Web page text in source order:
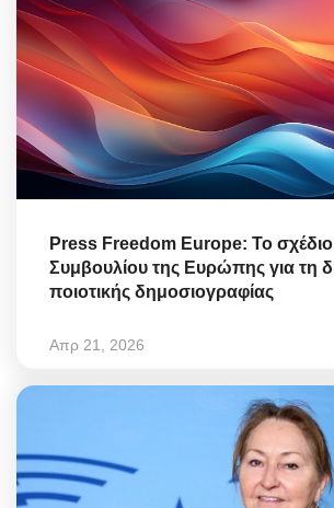
Press Freedom Europe: Το
Συμβουλίου της Ευρώπης για τη
ποιοτικής δημοσιογραφίας
Απρ 21, 2026